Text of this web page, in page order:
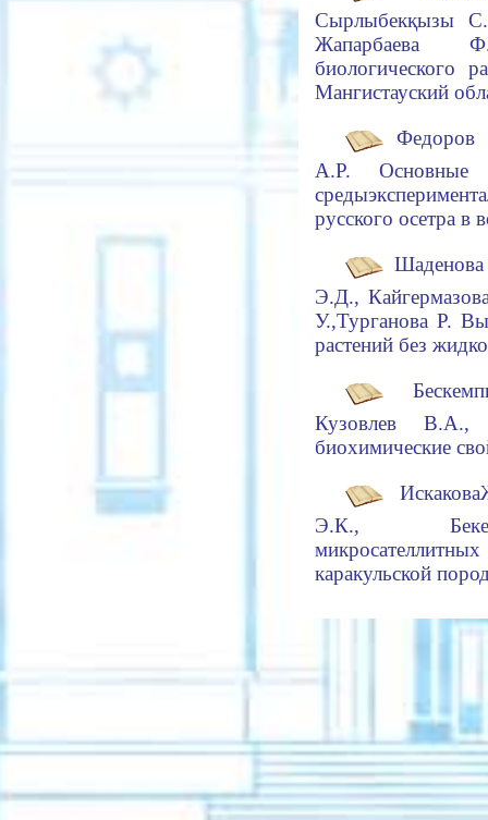
Сырлыбекқызы
Жапарбаева
биологического
Мангистауский
Федоров
А.Р. Основные
среды
русского осетра в
Шаденова
Э.Д.,
У.,Турганова Р.
растений без
Кузовлев
биохимические
Искакова
Э.К.,
каракульской